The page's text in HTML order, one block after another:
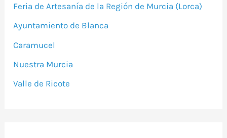
Feria de Artesanía de la Región de Murcia (Lorca)
Ayuntamiento de Blanca
Caramucel
Nuestra Murcia
Valle de Ricote